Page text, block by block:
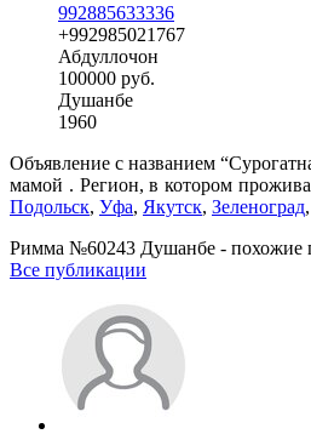
992885633336
+992985021767
Абдуллочон
100000 руб.
Душанбе
1960
Объявление с названием
мамой . Регион, в котором
Подольск, Уфа, Якутск, Зеленоград,
Римма №60243 Душанбе - похожие
Все публикации